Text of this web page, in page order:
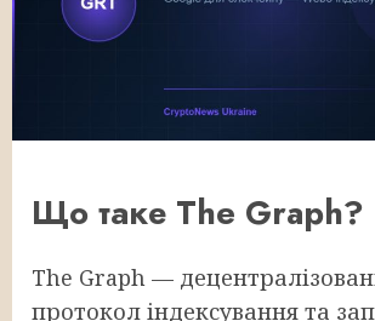
Що таке The Graph?
The Graph —
протокол індексування та